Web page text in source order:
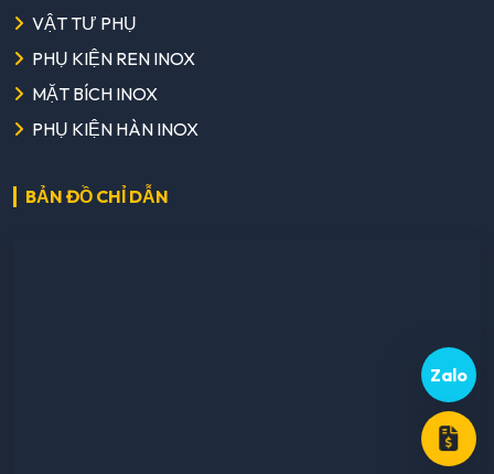
VẬT TƯ PHỤ
PHỤ KIỆN REN INOX
MẶT BÍCH INOX
PHỤ KIỆN HÀN INOX
BẢN ĐỒ CHỈ DẪN
Zalo